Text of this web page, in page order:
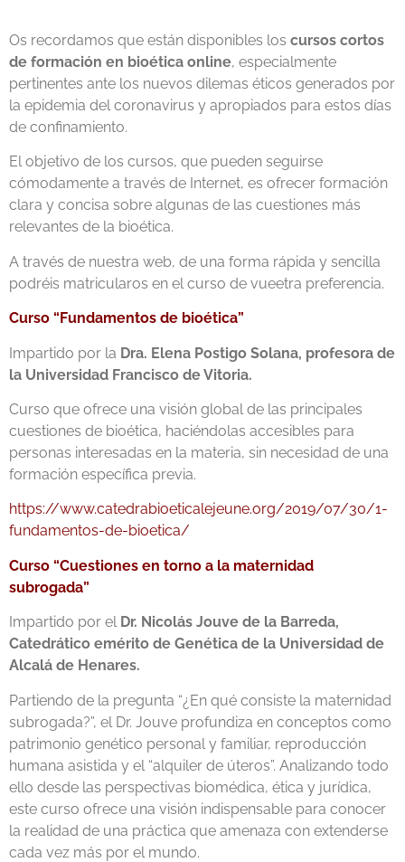
Os recordamos que están disponibles los cursos cortos
de formación en bioética online, especialmente
pertinentes ante los nuevos dilemas éticos generados por
la epidemia del coronavirus y apropiados para estos días
de confinamiento.
El objetivo de los cursos, que pueden seguirse
cómodamente a través de Internet, es ofrecer formación
clara y concisa sobre algunas de las cuestiones más
relevantes de la bioética.
A través de nuestra web, de una forma rápida y sencilla
podréis matricularos en el curso de vueetra preferencia.
Curso “Fundamentos de bioética”
Impartido por la Dra. Elena Postigo Solana, profesora de
la Universidad Francisco de Vitoria.
Curso que ofrece una visión global de las principales
cuestiones de bioética, haciéndolas accesibles para
personas interesadas en la materia, sin necesidad de una
formación específica previa.
https://www.catedrabioeticalejeune.org/2019/07/30/1-
fundamentos-de-bioetica/
Curso “Cuestiones en torno a la maternidad
subrogada”
Impartido por el Dr. Nicolás Jouve de la Barreda,
Catedrático emérito de Genética de la Universidad de
Alcalá de Henares.
Partiendo de la pregunta “¿En qué consiste la maternidad
subrogada?”, el Dr. Jouve profundiza en conceptos como
patrimonio genético personal y familiar, reproducción
humana asistida y el “alquiler de úteros”. Analizando todo
ello desde las perspectivas biomédica, ética y jurídica,
este curso ofrece una visión indispensable para conocer
la realidad de una práctica que amenaza con extenderse
cada vez más por el mundo.